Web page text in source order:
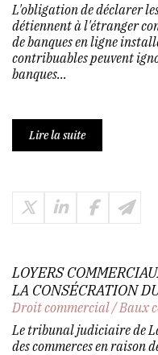
L'obligation de déclarer
détiennent à l'étranger
de banques en ligne
contribuables peuvent
banques...
Lire la suite
LOYERS
LA CONSÉCRATION
Droit commercial/Baux
Le tribunal judiciaire de
des commerces en raison